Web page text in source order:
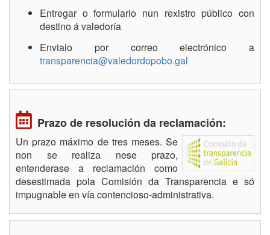
Entregar o formulario nun rexistro público con
destino á valedoría
Envialo por correo electrónico a
transparencia@valedordopobo.gal
Prazo de resolución da reclamación:
Un prazo máximo de tres meses. Se
non se realiza nese prazo,
entenderase a reclamación como
desestimada pola Comisión da Transparencia e só
impugnable en vía contencioso-administrativa.